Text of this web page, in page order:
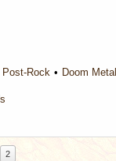
Post-Rock
Doom Metal
2